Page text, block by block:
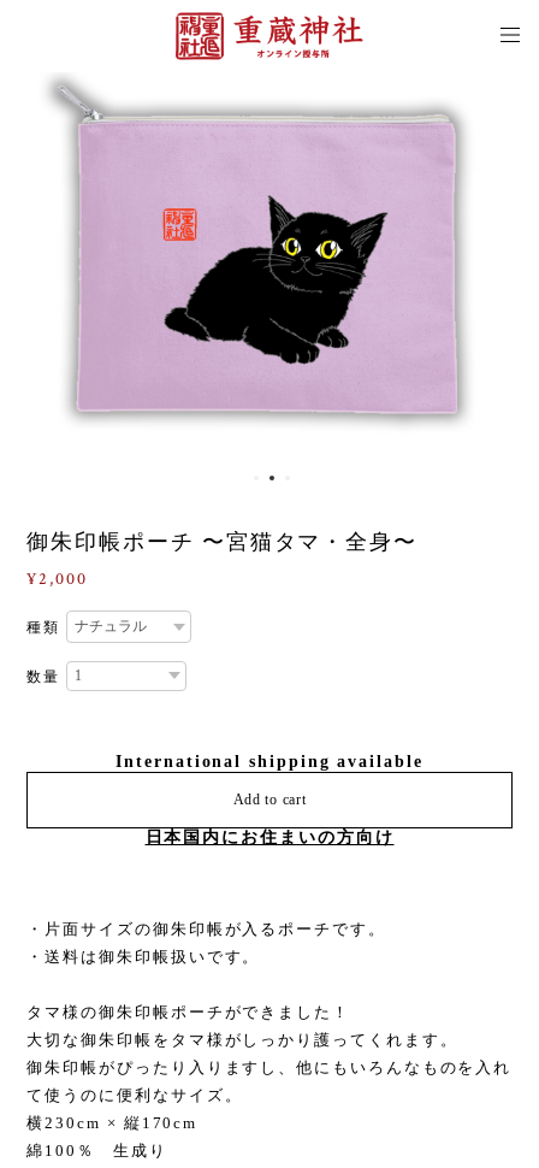
御朱印帳ポーチ 〜宮猫タマ・全身〜
¥2,000
種類
数量
International shipping available
Add to cart
日本国内にお住まいの方向け
・片面サイズの御朱印帳が入るポーチです。
・送料は御朱印帳扱いです。
タマ様の御朱印帳ポーチができました！
大切な御朱印帳をタマ様がしっかり護ってくれます。
御朱印帳がぴったり入りますし、他にもいろんなものを入れ
て使うのに便利なサイズ。
横230cm × 縦170cm
綿100％ 生成り